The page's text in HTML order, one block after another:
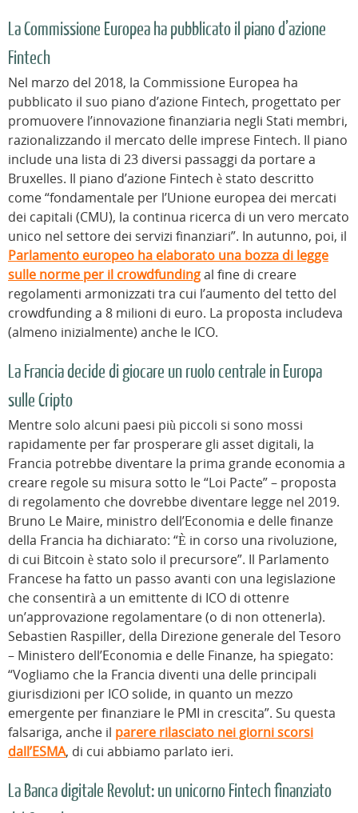
La Commissione Europea ha pubblicato il piano d’azione
Fintech
Nel marzo del 2018, la Commissione Europea ha
pubblicato il suo piano d’azione Fintech, progettato per
promuovere l’innovazione finanziaria negli Stati membri,
razionalizzando il mercato delle imprese Fintech. Il piano
include una lista di 23 diversi passaggi da portare a
Bruxelles. Il piano d’azione Fintech è stato descritto
come “fondamentale per l’Unione europea dei mercati
dei capitali (CMU), la continua ricerca di un vero mercato
unico nel settore dei servizi finanziari”. In autunno, poi, il
Parlamento europeo ha elaborato una bozza di legge
sulle norme per il crowdfundingal fine di creare
regolamenti armonizzati tra cui l’aumento del tetto del
crowdfunding a 8 milioni di euro. La proposta includeva
(almeno inizialmente) anche le ICO.
La Francia decide di giocare un ruolo centrale in Europa
sulle Cripto
Mentre solo alcuni paesi più piccoli si sono mossi
rapidamente per far prosperare gli asset digitali, la
Francia potrebbe diventare la prima grande economia a
creare regole su misura sotto le “Loi Pacte” – proposta
di regolamento che dovrebbe diventare legge nel 2019.
Bruno Le Maire, ministro dell’Economia e delle finanze
della Francia ha dichiarato: “È in corso una rivoluzione,
di cui Bitcoin è stato solo il precursore”. Il Parlamento
Francese ha fatto un passo avanti con una legislazione
che consentirà a un emittente di ICO di ottenre
un’approvazione regolamentare (o di non ottenerla).
Sebastien Raspiller, della Direzione generale del Tesoro
– Ministero dell’Economia e delle Finanze, ha spiegato:
“Vogliamo che la Francia diventi una delle principali
giurisdizioni per ICO solide, in quanto un mezzo
emergente per finanziare le PMI in crescita”. Su questa
falsariga, anche il parere rilasciato nei giorni scorsi
dall’ESMA, di cui abbiamo parlato ieri.
La Banca digitale Revolut: un unicorno Fintech finanziato